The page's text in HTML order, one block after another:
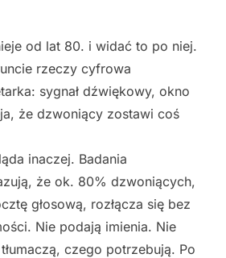
od lat 80. i widać to po niej.
rzeczy cyfrowa
sygnał dźwiękowy, okno
że dzwoniący zostawi coś
inaczej. Badania
że ok. 80% dzwoniących,
głosową, rozłącza się bez
Nie podają imienia. Nie
czego potrzebują. Po